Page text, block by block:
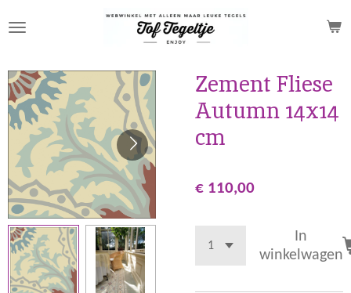
direct
de
hoofdinhoud
Zement Fliese
Autumn 14x14
cm
€ 110,00
In
winkelwagen